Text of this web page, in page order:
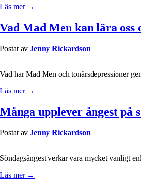
Läs mer →
Vad Mad Men kan lära oss
Postat av Jenny Rickardson
Vad har Mad Men och tonårsdepressioner
Läs mer →
Många upplever ångest på
Postat av Jenny Rickardson
Söndagsångest verkar vara mycket vanligt
Läs mer →